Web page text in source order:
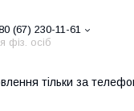
(67) 230-11-61
фіз. осіб
тільки за